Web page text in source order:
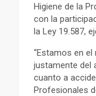
Higiene de la
con la
la Ley 19.587,
“Estamos en
justamente del
cuanto a
Profesionales